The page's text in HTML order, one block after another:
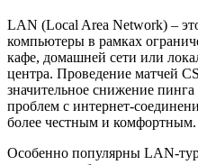
LAN (Local Area Network) –
компьютеры в рамках
кафе, домашней сети или
центра. Проведение матчей
значительное снижение
проблем с интернет-
более честным и комфортным.
Особенно популярны LAN-